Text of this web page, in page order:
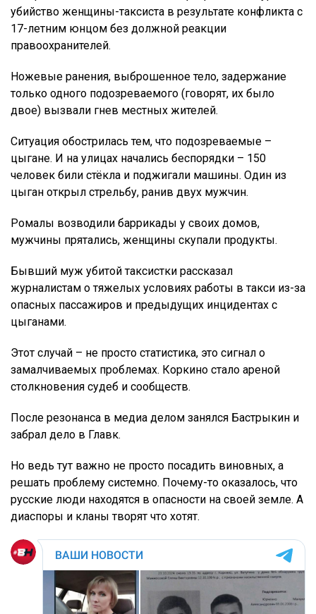
убийство женщины-таксиста в результате конфликта с
17-летним юнцом без должной реакции
правоохранителей.
Ножевые ранения, выброшенное тело, задержание
только одного подозреваемого (говорят, их было
двое) вызвали гнев местных жителей.
Ситуация обострилась тем, что подозреваемые –
цыгане. И на улицах начались беспорядки – 150
человек били стёкла и поджигали машины. Один из
цыган открыл стрельбу, ранив двух мужчин.
Ромалы возводили баррикады у своих домов,
мужчины прятались, женщины скупали продукты.
Бывший муж убитой таксистки рассказал
журналистам о тяжелых условиях работы в такси из-за
опасных пассажиров и предыдущих инцидентах с
цыганами.
Этот случай – не просто статистика, это сигнал о
замалчиваемых проблемах. Коркино стало ареной
столкновения судеб и сообществ.
После резонанса в медиа делом занялся Бастрыкин и
забрал дело в Главк.
Но ведь тут важно не просто посадить виновных, а
решать проблему системно. Почему-то оказалось, что
русские люди находятся в опасности на своей земле. А
диаспоры и кланы творят что хотят.